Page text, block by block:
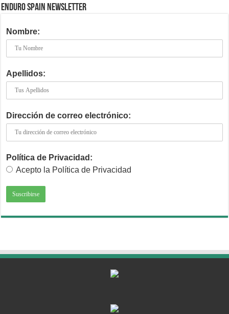
ENDURO SPAIN NEWSLETTER
Nombre:
Apellidos:
Dirección de correo electrónico:
Política de Privacidad:
Acepto la Política de Privacidad